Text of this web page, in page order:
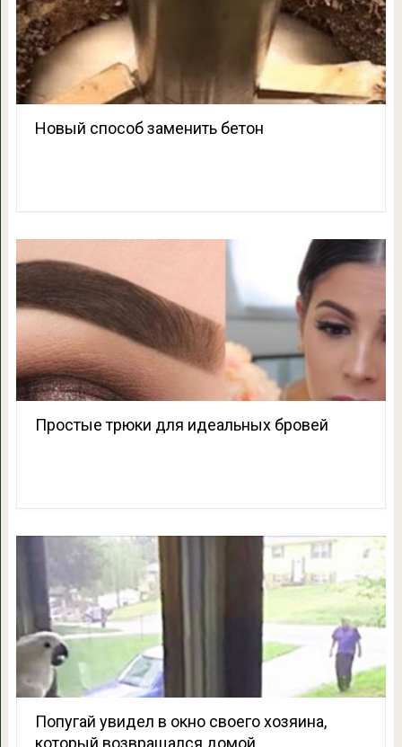
Новый способ заменить бетон
Простые трюки для идеальных бровей
Попугай увидел в окно своего хозяина,
который возвращался домой